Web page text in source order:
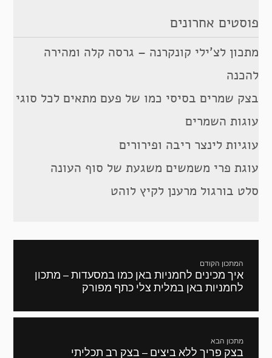
פוסטים אחרונים
מתכון לצ’ילי קונקרנה – גרסה קלה ומהירה
להכנה
בצק שמרים בסיסי כמו של פעם מתאים לכל סוגי
עוגות השמרים
עוגיות לינצר ריבה ופירורים
עוגת פרי משמשים משגעת של סוף העונה
סלט בורגול מרענן לקיץ לוהט
המתכון הקודם
מתכון
קודם:
איך מכינים לחמניות באן כמו במסעדות – מתכון
לחמניות באן במלית צלי כתף מפורק
מתכון הבא
המתכון
בצק פריך ללא ביצים – בצק רב תכליתי